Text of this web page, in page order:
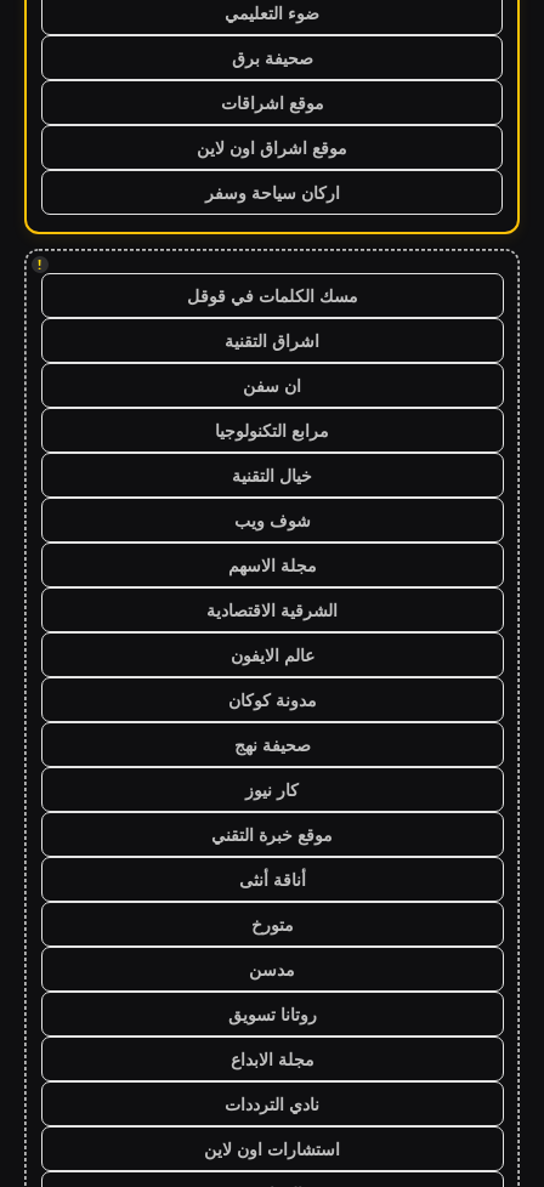
ضوء التعليمي
صحيفة برق
موقع اشراقات
موقع اشراق اون لاين
اركان سياحة وسفر
!
مسك الكلمات في قوقل
اشراق التقنية
ان سفن
مرابع التكنولوجيا
خيال التقنية
شوف ويب
مجلة الاسهم
الشرقية الاقتصادية
عالم الايفون
مدونة كوكان
صحيفة نهج
كار نيوز
موقع خبرة التقني
أناقة أنثى
متورخ
مدسن
روتانا تسويق
مجلة الابداع
نادي الترددات
استشارات اون لاين